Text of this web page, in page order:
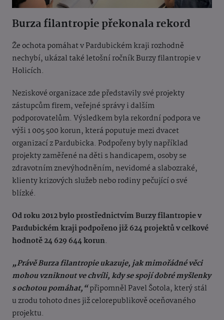
Burza filantropie překonala rekord
Že ochota pomáhat v Pardubickém kraji rozhodně
nechybí, ukázal také letošní ročník Burzy filantropie v
Holicích.
Neziskové organizace zde představily své projekty
zástupcům firem, veřejné správy i dalším
podporovatelům. Výsledkem byla rekordní podpora ve
výši 1 005 500 korun, která poputuje mezi dvacet
organizací z Pardubicka. Podpořeny byly například
projekty zaměřené na děti s handicapem, osoby se
zdravotním znevýhodněním, nevidomé a slabozraké,
klienty krizových služeb nebo rodiny pečující o své
blízké.
Od roku 2012 bylo prostřednictvím Burzy filantropie v
Pardubickém kraji podpořeno již 624 projektů v celkové
hodnotě 24 629 644 korun.
„Právě Burza filantropie ukazuje, jak mimořádné věci
mohou vzniknout ve chvíli, kdy se spojí dobré myšlenky
s ochotou pomáhat,“připomněl Pavel Šotola, který stál
u zrodu tohoto dnes již celorepublikově oceňovaného
projektu.